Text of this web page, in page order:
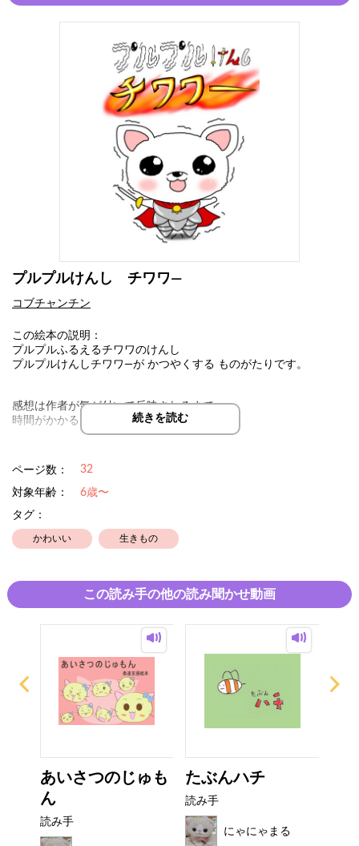
プルプルけんし チワワ―
コブチャンチン
この絵本の説明：
プルプルふるえるチワワのけんし
プルプルけんしチワワ―が かつやくする ものがたりです。
感想は作者が気が付いて反映されるまで
時間がかかることがあります。
続きを読む
ページ数： 32
対象年齢：
6歳〜
タグ：
かわいい 生きもの
この読み手の他の読み聞かせ動画
あいさつのじゅも
ん
読み手
たぶんハチ
読み手
にゃにゃまる